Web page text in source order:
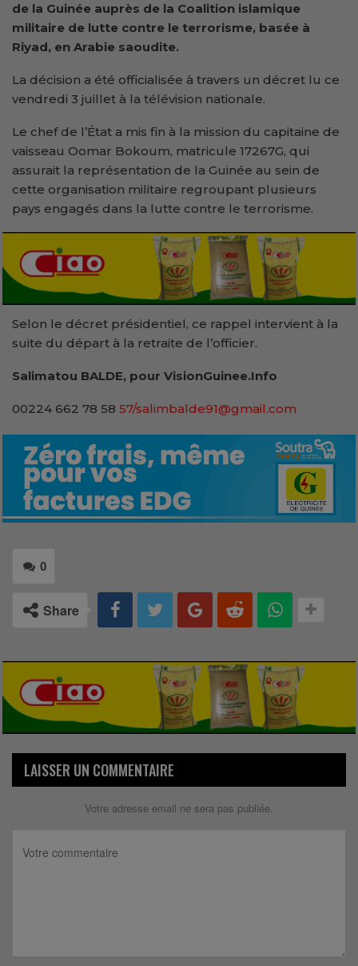
de la Guinée auprès de la Coalition islamique
militaire de lutte contre le terrorisme, basée à
Riyad, en Arabie saoudite.
La décision a été officialisée à travers un décret lu ce
vendredi 3 juillet à la télévision nationale.
Le chef de l’État a mis fin à la mission du capitaine de
vaisseau Oomar Bokoum, matricule 17267G, qui
assurait la représentation de la Guinée au sein de
cette organisation militaire regroupant plusieurs
pays engagés dans la lutte contre le terrorisme.
Selon le décret présidentiel, ce rappel intervient à la
suite du départ à la retraite de l’officier.
Salimatou BALDE, pour VisionGuinee.Info
00224 662 78 58 57/salimbalde91@gmail.com
0
Share
LAISSER UN COMMENTAIRE
Votre adresse email ne sera pas publiée.